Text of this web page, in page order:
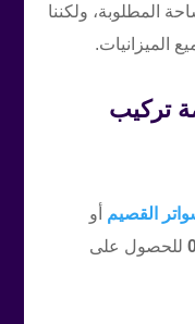
المطلوبة، ولكننا
الميزانيات.
تركيب
القصيم أو
للحصول على